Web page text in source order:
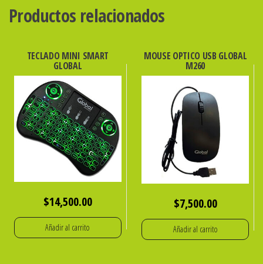
10u.
cantidad
Productos relacionados
TECLADO MINI SMART
GLOBAL
$14,500.00
Añadir al carrito
MOUSE OPTICO USB GLOBAL
M260
$7,500.00
Añadir al carrito